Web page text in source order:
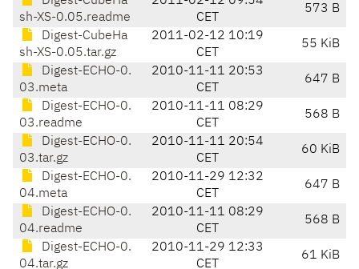
sh-XS-0.05.readme
CET
573 B
Digest-CubeHa
sh-XS-0.05.tar.gz
2011-02-12 10:19
CET
55 KiB
Digest-ECHO-0.
03.meta
2010-11-11 20:53
CET
647 B
Digest-ECHO-0.
03.readme
2010-11-11 08:29
CET
568 B
Digest-ECHO-0.
03.tar.gz
2010-11-11 20:54
CET
60 KiB
Digest-ECHO-0.
04.meta
2010-11-29 12:32
CET
647 B
Digest-ECHO-0.
04.readme
2010-11-11 08:29
CET
568 B
Digest-ECHO-0.
04.tar.gz
2010-11-29 12:33
CET
61 KiB